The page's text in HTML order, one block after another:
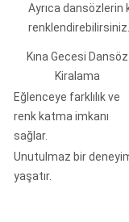
Ayrıca
renklendirebilirsiniz.
Kına Gecesi Dansöz
Kiralama
Eğlenceye farklılık ve
renk katma imkanı
sağlar.
Unutulmaz bir
yaşatır.